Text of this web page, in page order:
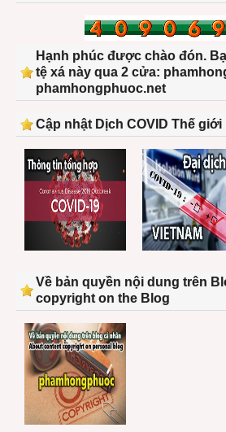
Hạnh phúc được chào đón.
tệ xá này qua 2 cửa:
phamhongphuoc.net
Cập nhật Dịch COVID Thế giới
Về bản quyền nội dung trên
copyright on the Blog